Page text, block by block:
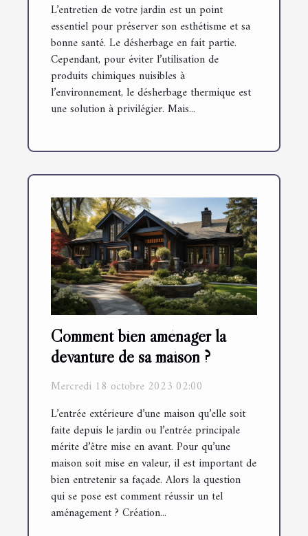
L’entretien de votre jardin est un point
essentiel pour préserver son esthétisme et sa
bonne santé. Le désherbage en fait partie.
Cependant, pour éviter l’utilisation de
produits chimiques nuisibles à
l’environnement, le désherbage thermique est
une solution à privilégier. Mais...
Comment bien aménager la
devanture de sa maison ?
Mercredi 18 octobre 2023 02:00
L’entrée extérieure d’une maison qu’elle soit
faite depuis le jardin ou l’entrée principale
mérite d’être mise en avant. Pour qu’une
maison soit mise en valeur, il est important de
bien entretenir sa façade. Alors la question
qui se pose est comment réussir un tel
aménagement ? Création...